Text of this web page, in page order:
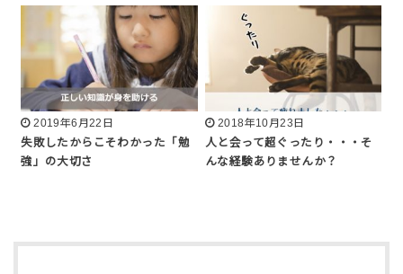
2019年6月22日
失敗したからこそわかった「勉
強」の大切さ
2018年10月23日
人と会って超ぐったり・・・そ
んな経験ありませんか？